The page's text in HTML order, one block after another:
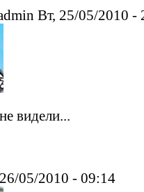
Вт, 25/05/2010 -
видели...
05/2010 - 09:14